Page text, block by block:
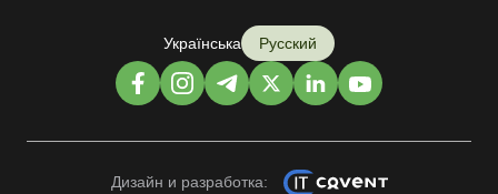
Українська Русский
Дизайн и разработка: